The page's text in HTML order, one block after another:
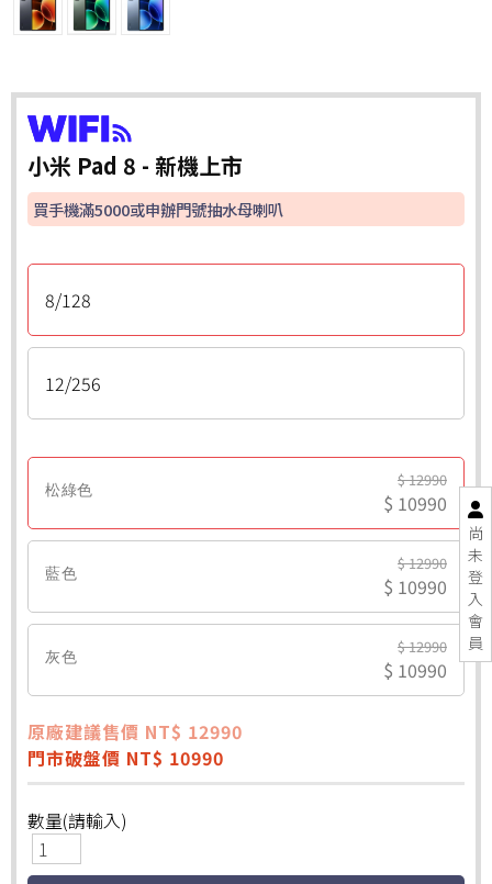
尚
未
登
入
會
員
小米 Pad 8 - 新機上市
買手機滿5000或申辦門號抽水母喇叭
8/128
12/256
松綠色 $ 12990
$ 10990
藍色 $ 12990
$ 10990
灰色 $ 12990
$ 10990
原廠建議售價 NT$ 12990
門市破盤價 NT$ 10990
數量(請輸入)